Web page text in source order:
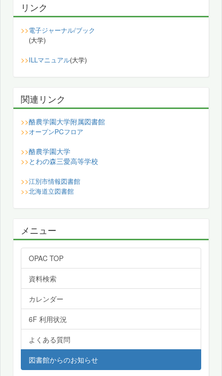
リンク
>>電子ジャーナル/ブック
(大学)
>>ILLマニュアル(大学)
関連リンク
>>酪農学園大学附属図書館
>>オープンPCフロア
>>酪農学園大学
>> とわの森三愛高等学校
>>江別市情報図書館
>>北海道立図書館
メニュー
OPAC TOP
資料検索
カレンダー
6F 利用状況
よくある質問
図書館からのお知らせ